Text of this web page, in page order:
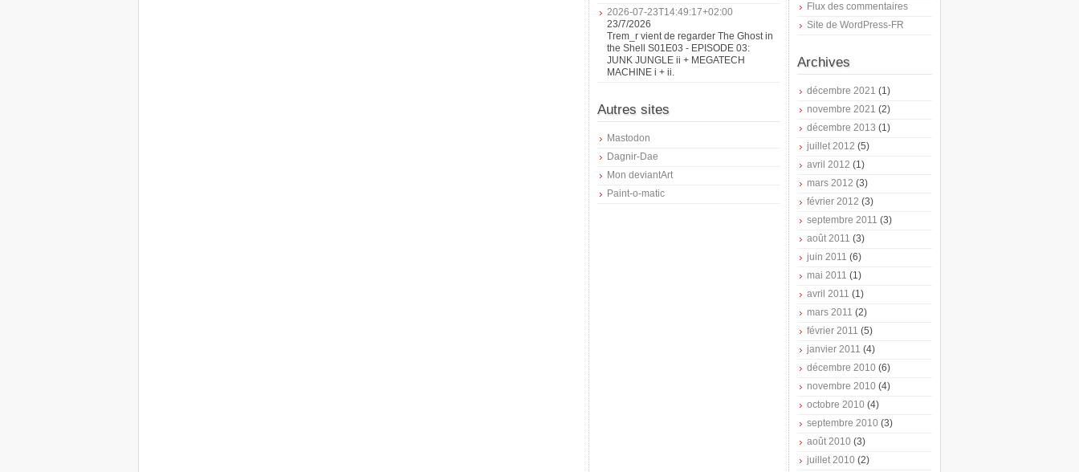
2026-07-23T14:49:17+02:00
23/7/2026
Trem_r vient de regarder The Ghost in
the Shell S01E03 - EPISODE 03:
JUNK JUNGLE ii + MEGATECH
MACHINE i + ii.
Autres sites
Mastodon
Dagnir-Dae
Mon deviantArt
Paint-o-matic
Flux des commentaires
Site de WordPress-FR
Archives
décembre 2021 (1)
novembre 2021 (2)
décembre 2013 (1)
juillet 2012 (5)
avril 2012 (1)
mars 2012 (3)
février 2012 (3)
septembre 2011 (3)
août 2011 (3)
juin 2011 (6)
mai 2011 (1)
avril 2011 (1)
mars 2011 (2)
février 2011 (5)
janvier 2011 (4)
décembre 2010 (6)
novembre 2010 (4)
octobre 2010 (4)
septembre 2010 (3)
août 2010 (3)
juillet 2010 (2)